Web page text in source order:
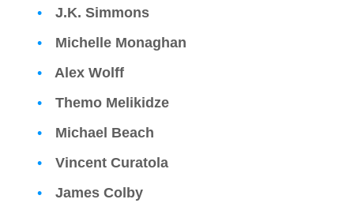
J.K. Simmons
Michelle Monaghan
Alex Wolff
Themo Melikidze
Michael Beach
Vincent Curatola
James Colby